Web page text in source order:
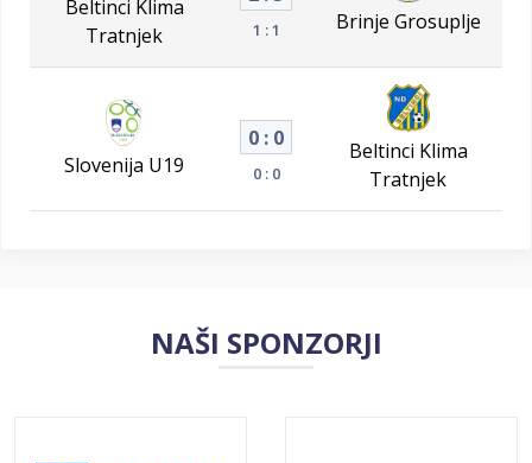
Beltinci Klima
Tratnjek
1 : 1 Brinje Grosuplje
Slovenija U19
0 : 0
0 : 0
Beltinci Klima
Tratnjek
NAŠI SPONZORJI